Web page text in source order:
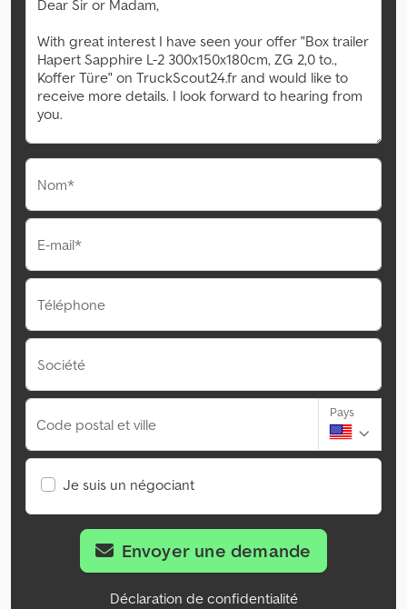
Nom*
E-mail*
Téléphone
Société
Code postal et ville
Pays
Je suis un négociant
Envoyer une demande
Déclaration de confidentialité